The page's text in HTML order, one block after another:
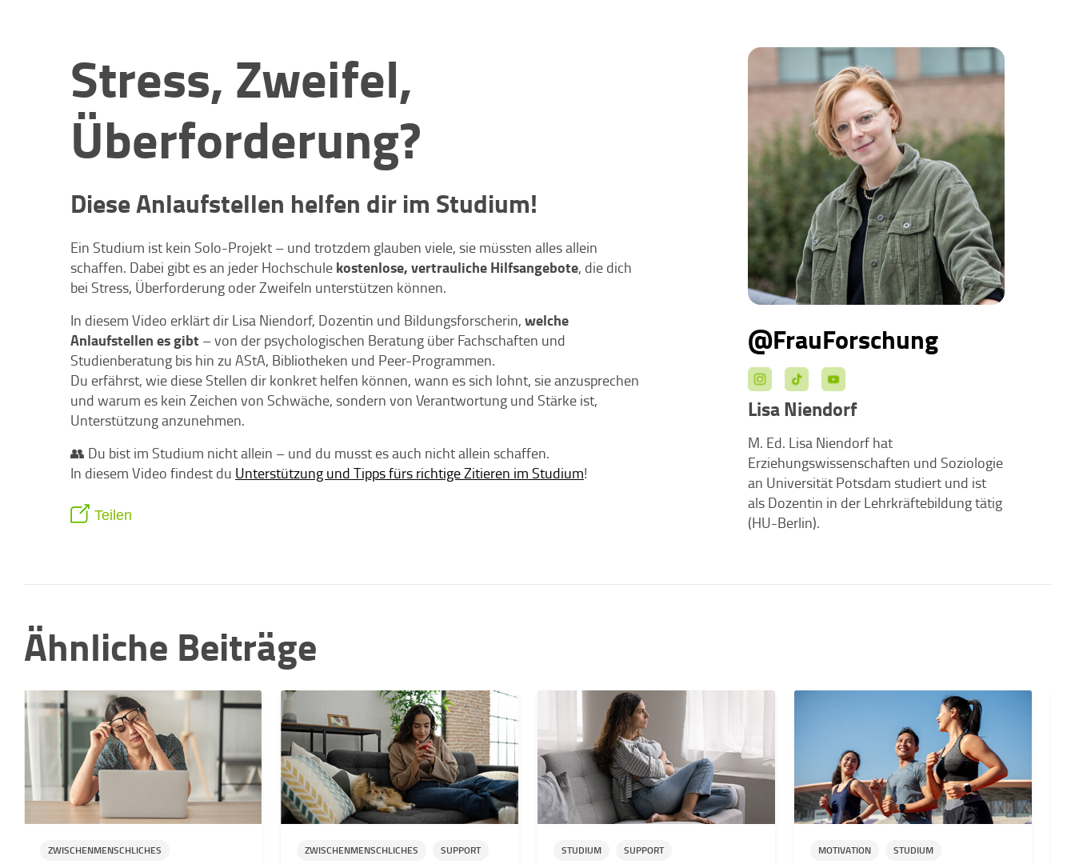
Stress, Zweifel,
Überforderung?
Diese Anlaufstellen helfen dir im Studium!
Ein Studium ist kein Solo-Projekt – und trotzdem glauben viele, sie müssten alles allein
schaffen. Dabei gibt es an jeder Hochschule kostenlose, vertrauliche Hilfsangebote, die dich
bei Stress, Überforderung oder Zweifeln unterstützen können.
In diesem Video erklärt dir Lisa Niendorf, Dozentin und Bildungsforscherin, welche
Anlaufstellen es gibt – von der psychologischen Beratung über Fachschaften und
Studienberatung bis hin zu AStA, Bibliotheken und Peer-Programmen.
Du erfährst, wie diese Stellen dir konkret helfen können, wann es sich lohnt, sie anzusprechen
und warum es kein Zeichen von Schwäche, sondern von Verantwortung und Stärke ist,
Unterstützung anzunehmen.
👥 Du bist im Studium nicht allein – und du musst es auch nicht allein schaffen.
In diesem Video findest du Unterstützung und Tipps fürs richtige Zitieren im Studium!
Teilen
@FrauForschung
Lisa Niendorf
M. Ed. Lisa Niendorf hat
Erziehungswissenschaften und Soziologie
an Universität Potsdam studiert und ist
als Dozentin in der Lehrkräftebildung tätig
(HU-Berlin).
Ähnliche Beiträge
ZWISCHENMENSCHLICHES ZWISCHENMENSCHLICHES SUPPORT STUDIUM SUPPORT MOTIVATION STUDIUM